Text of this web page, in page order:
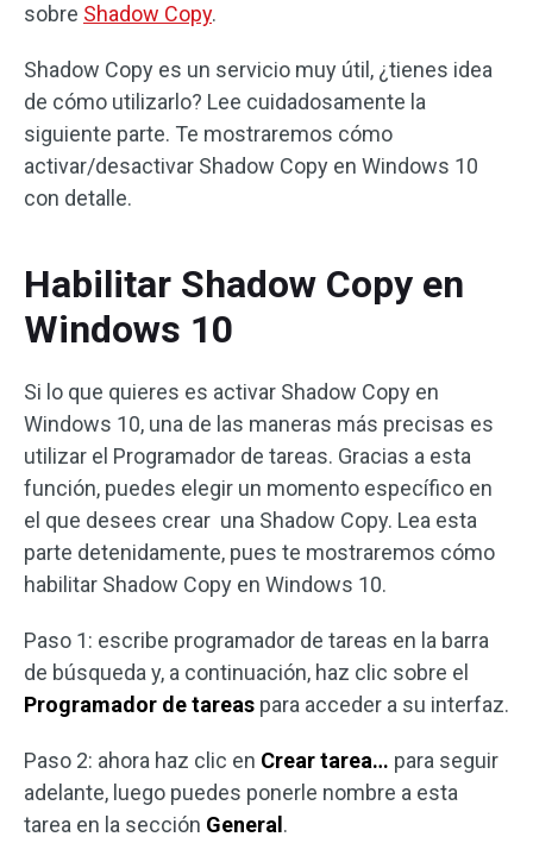
sobre Shadow Copy.
Shadow Copy es un servicio muy útil, ¿tienes idea
de cómo utilizarlo? Lee cuidadosamente la
siguiente parte. Te mostraremos cómo
activar/desactivar Shadow Copy en Windows 10
con detalle.
Habilitar Shadow Copy en
Windows 10
Si lo que quieres es activar Shadow Copy en
Windows 10, una de las maneras más precisas es
utilizar el Programador de tareas. Gracias a esta
función, puedes elegir un momento específico en
el que desees crear una Shadow Copy. Lea esta
parte detenidamente, pues te mostraremos cómo
habilitar Shadow Copy en Windows 10.
Paso 1: escribe programador de tareas en la barra
de búsqueda y, a continuación, haz clic sobre el
Programador de tareas para acceder a su interfaz.
Paso 2: ahora haz clic en Crear tarea… para seguir
adelante, luego puedes ponerle nombre a esta
tarea en la sección General .